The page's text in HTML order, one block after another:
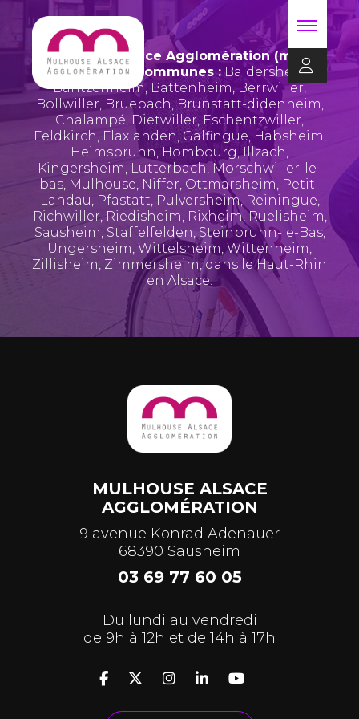
Mulhouse Alsace Agglomération (m2A)
regroupe 39 communes : Baldersheim,
Bantzenheim, Battenheim, Berrwiller,
Bollwiller, Bruebach,Brunstatt-didenheim,
Chalampé, Dietwiller, Eschentzwiller,
Feldkirch, Flaxlanden,Galfingue, Habsheim,
Heimsbrunn, Hombourg,Illzach,
Kingersheim, Lutterbach, Morschwiller-le-
bas, Mulhouse, Niffer, Ottmarsheim, Petit-
Landau, Pfastatt, Pulversheim, Reiningue,
Richwiller, Riedisheim, Rixheim,Ruelisheim,
Sausheim, Staffelfelden, Steinbrunn-le-Bas,
Ungersheim, Wittelsheim,Wittenheim,
Zillisheim, Zimmersheim, dans le Haut-Rhin
en Alsace.
MULHOUSE ALSACE
AGGLOMÉRATION
9 avenue Konrad Adenauer
68390 Sausheim
03 69 77 60 05
Du lundi au vendredi
de 9h à 12h et de 14h à 17h